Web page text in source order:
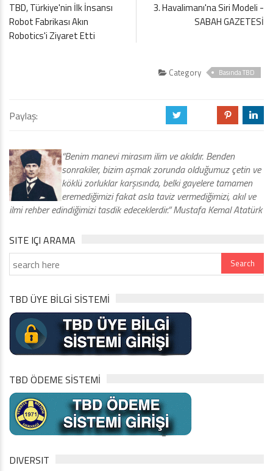
TBD, Türkiye'nin İlk İnsansı
Robot Fabrikası Akın
Robotics'i Ziyaret Etti
3. Havalimanı'na Siri Modeli -
SABAH GAZETESİ
Category Basında TBD
Paylaş: a d j
“Benim manevi mirasım ilim ve akıldır. Benden
sonrakiler, bizim aşmak zorunda olduğumuz çetin ve
köklü zorluklar karşısında, belki gayelere tamamen
eremediğimizi fakat asla taviz vermediğimizi, akıl ve
ilmi rehber edindiğimizi tasdik edeceklerdir.” Mustafa Kemal Atatürk
SITE IÇI ARAMA
TBD ÜYE BİLGİ SİSTEMİ
TBD ÖDEME SİSTEMİ
DIVERSIT